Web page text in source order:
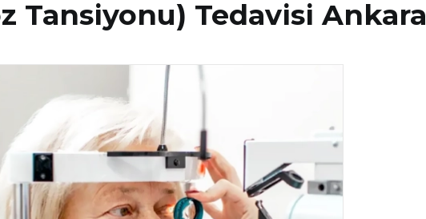
Tansiyonu) Tedavisi Ankara